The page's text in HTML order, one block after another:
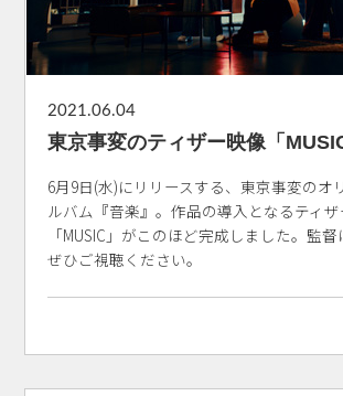
2021.06.04
東京事変のティザー映像「
6月9日(水)にリリースする、東京事変のオ
ルバム『音楽』。作品の導入となるティ
「MUSIC」がこのほど完成しました。監督
ぜひご視聴ください。